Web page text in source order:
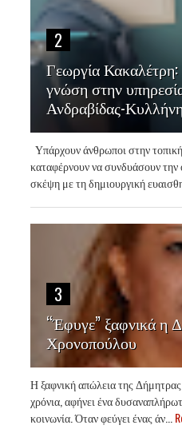
2
Γεωργία
γνώση στην
Ανδραβίδας-
Υπάρχουν άνθρωποι στην
καταφέρνουν να συνδυάσουν την
σκέψη με τη δημιουργική
3
“Έφυγε” ξαφνικά η
Χρονοπούλου
Η ξαφνική απώλεια της
χρόνια, αφήνει ένα
κοινωνία. Όταν φεύγει ένας άν...